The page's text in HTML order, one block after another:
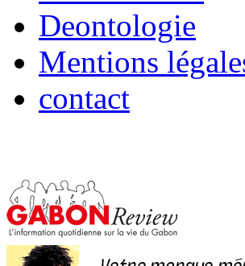
Deontologie
Mentions
contact